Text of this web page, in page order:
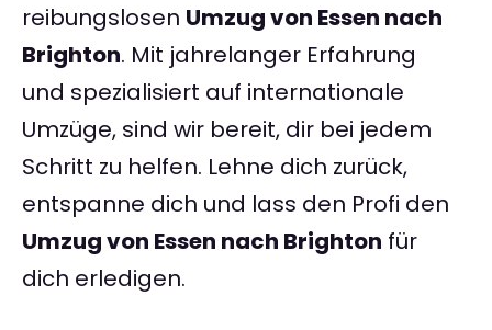
reibungslosen Umzug von Essen nach
Brighton. Mit jahrelanger Erfahrung
und spezialisiert auf internationale
Umzüge, sind wir bereit, dir bei jedem
Schritt zu helfen. Lehne dich zurück,
entspanne dich und lass den Profi den
Umzug von Essen nach Brighton für
dich erledigen.